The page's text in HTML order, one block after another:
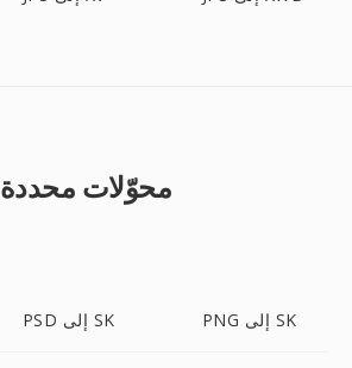
محوّلات محددة
PSD إلى SK PNG إلى SK